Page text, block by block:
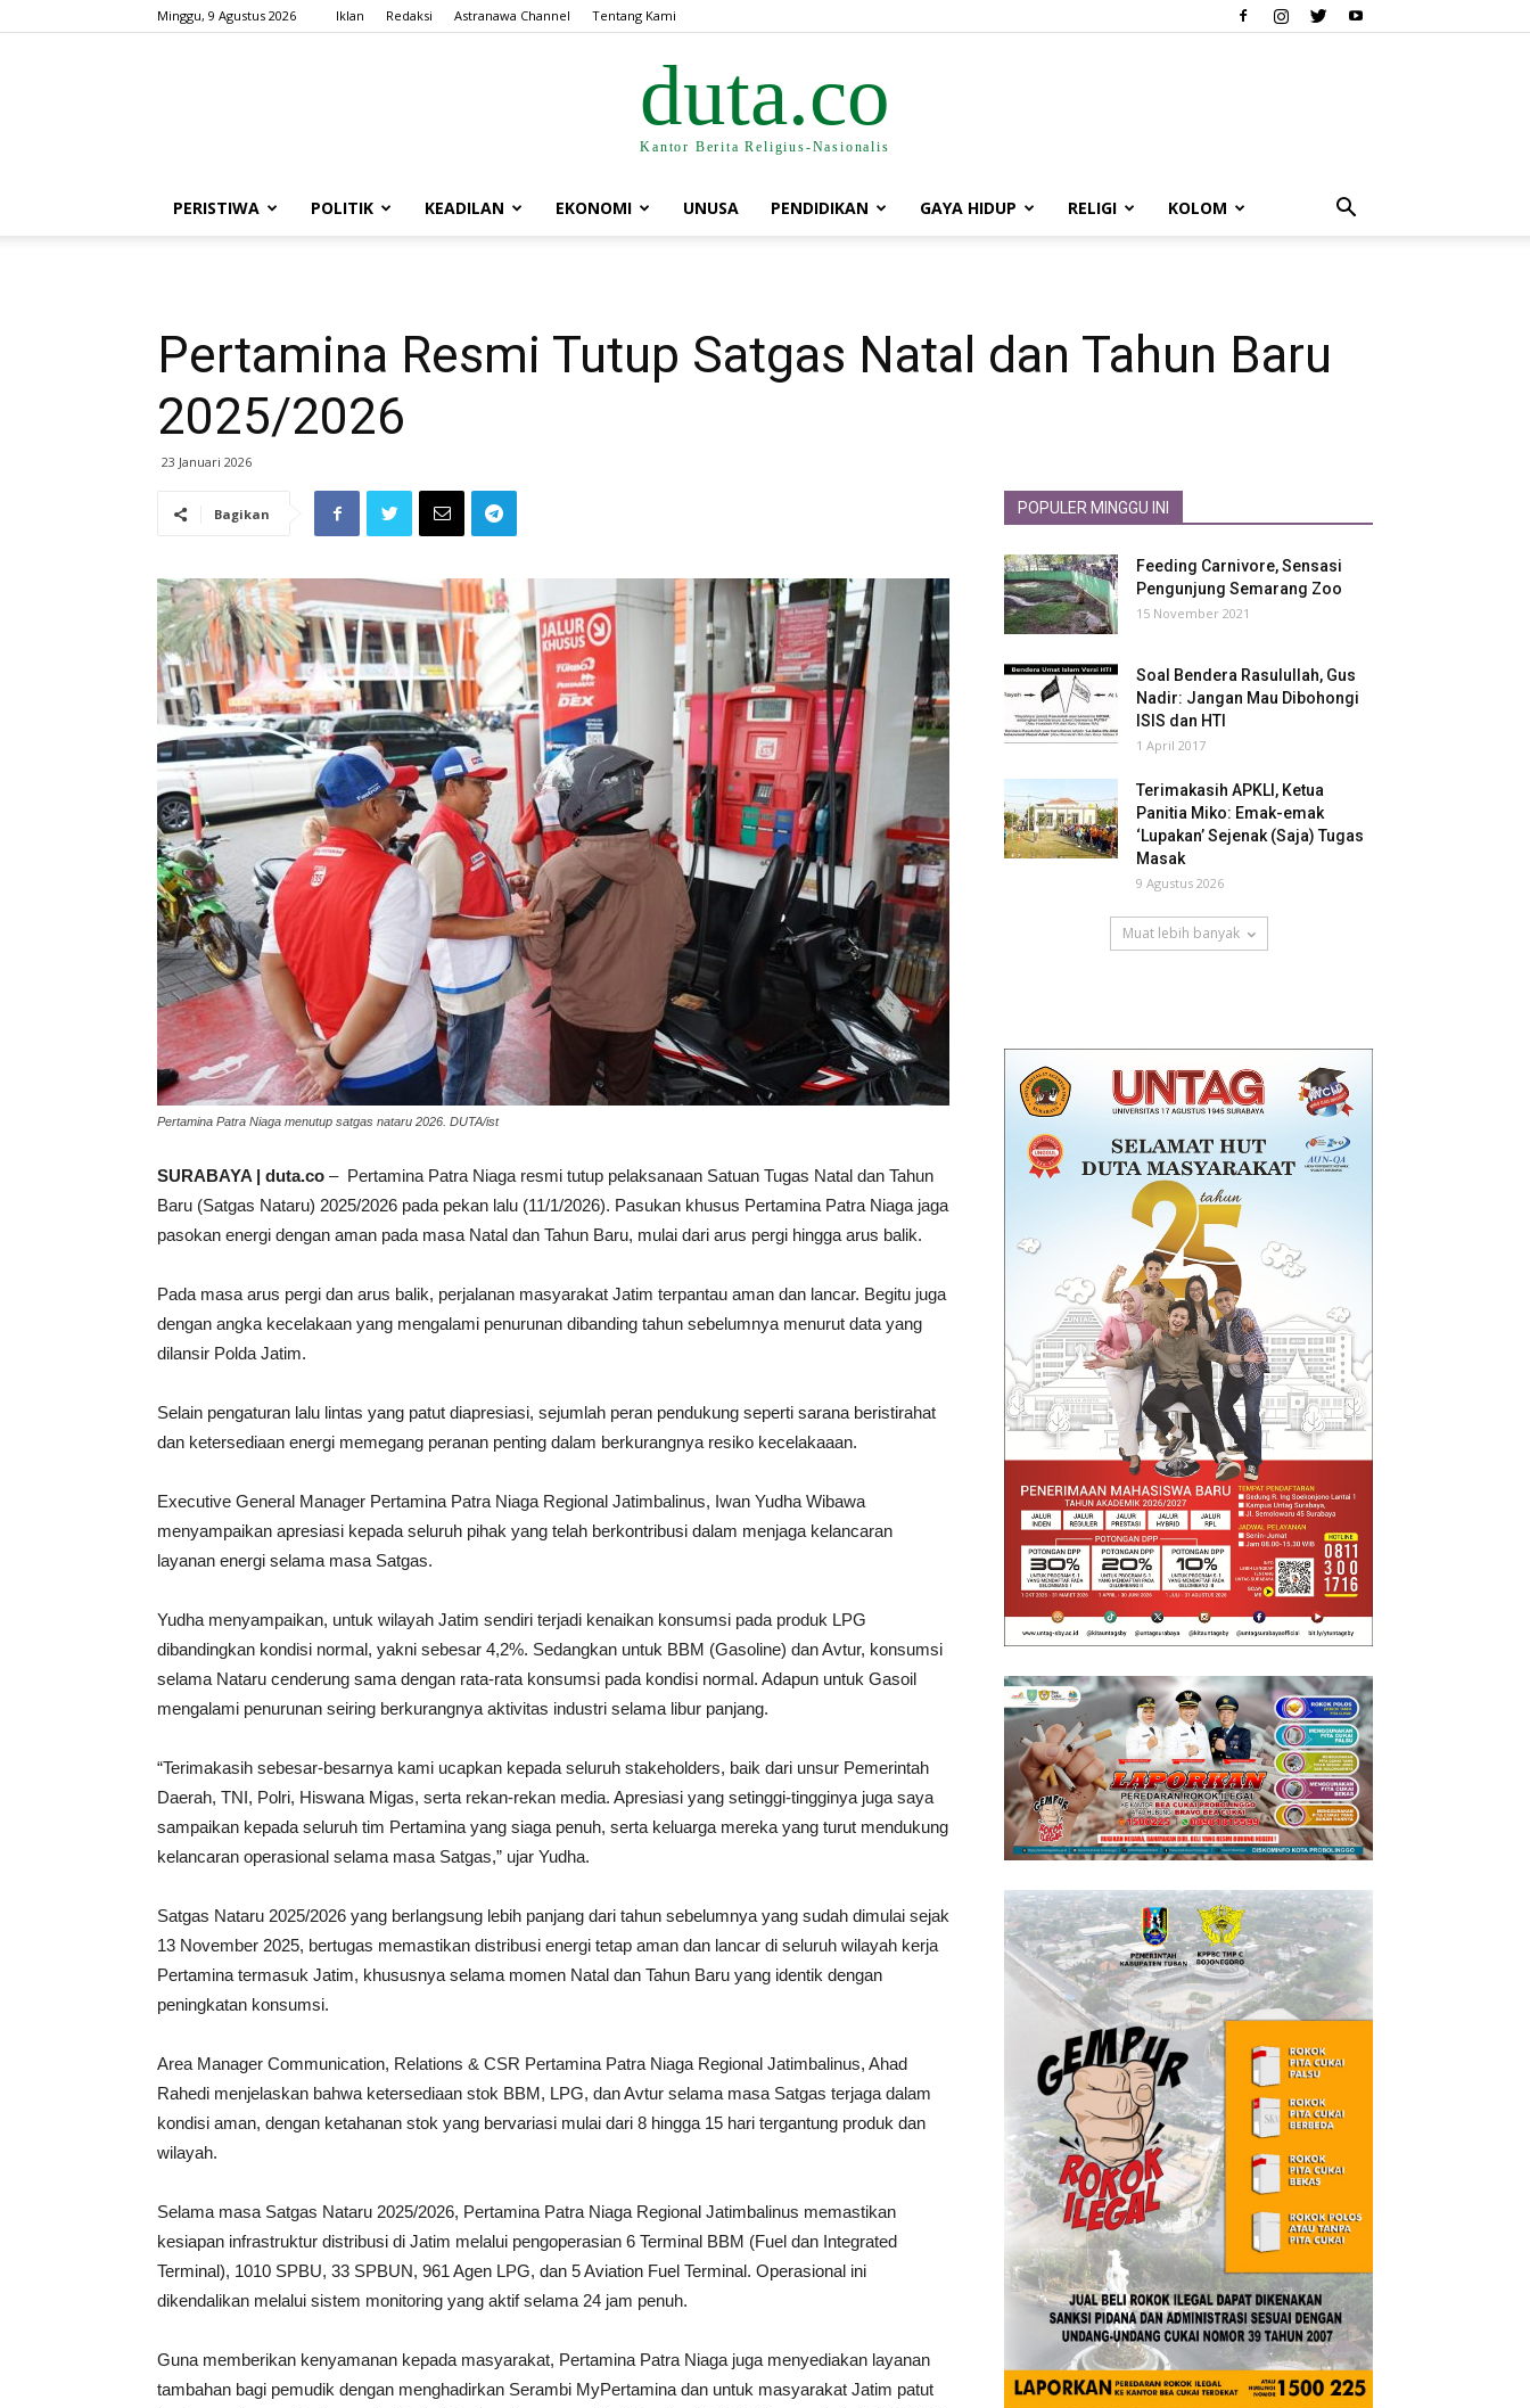
Minggu, 9 Agustus 2026 Iklan Redaksi Astranawa Channel Tentang Kami
duta.co
Kantor Berita Religius-Nasionalis
PERISTIWA POLITIK KEADILAN EKONOMI UNUSA PENDIDIKAN GAYA HIDUP RELIGI KOLOM
Pertamina Resmi Tutup Satgas Natal dan Tahun Baru
2025/2026
23 Januari 2026
Bagikan
Pertamina Patra Niaga menutup satgas nataru 2026. DUTA/ist
SURABAYA | duta.co – Pertamina Patra Niaga resmi tutup pelaksanaan Satuan Tugas Natal dan Tahun
Baru (Satgas Nataru) 2025/2026 pada pekan lalu (11/1/2026). Pasukan khusus Pertamina Patra Niaga jaga
pasokan energi dengan aman pada masa Natal dan Tahun Baru, mulai dari arus pergi hingga arus balik.
Pada masa arus pergi dan arus balik, perjalanan masyarakat Jatim terpantau aman dan lancar. Begitu juga
dengan angka kecelakaan yang mengalami penurunan dibanding tahun sebelumnya menurut data yang
dilansir Polda Jatim.
Selain pengaturan lalu lintas yang patut diapresiasi, sejumlah peran pendukung seperti sarana beristirahat
dan ketersediaan energi memegang peranan penting dalam berkurangnya resiko kecelakaaan.
Executive General Manager Pertamina Patra Niaga Regional Jatimbalinus, Iwan Yudha Wibawa
menyampaikan apresiasi kepada seluruh pihak yang telah berkontribusi dalam menjaga kelancaran
layanan energi selama masa Satgas.
Yudha menyampaikan, untuk wilayah Jatim sendiri terjadi kenaikan konsumsi pada produk LPG
dibandingkan kondisi normal, yakni sebesar 4,2%. Sedangkan untuk BBM (Gasoline) dan Avtur, konsumsi
selama Nataru cenderung sama dengan rata-rata konsumsi pada kondisi normal. Adapun untuk Gasoil
mengalami penurunan seiring berkurangnya aktivitas industri selama libur panjang.
“Terimakasih sebesar-besarnya kami ucapkan kepada seluruh stakeholders, baik dari unsur Pemerintah
Daerah, TNI, Polri, Hiswana Migas, serta rekan-rekan media. Apresiasi yang setinggi-tingginya juga saya
sampaikan kepada seluruh tim Pertamina yang siaga penuh, serta keluarga mereka yang turut mendukung
kelancaran operasional selama masa Satgas,” ujar Yudha.
Satgas Nataru 2025/2026 yang berlangsung lebih panjang dari tahun sebelumnya yang sudah dimulai sejak
13 November 2025, bertugas memastikan distribusi energi tetap aman dan lancar di seluruh wilayah kerja
Pertamina termasuk Jatim, khususnya selama momen Natal dan Tahun Baru yang identik dengan
peningkatan konsumsi.
Area Manager Communication, Relations & CSR Pertamina Patra Niaga Regional Jatimbalinus, Ahad
Rahedi menjelaskan bahwa ketersediaan stok BBM, LPG, dan Avtur selama masa Satgas terjaga dalam
kondisi aman, dengan ketahanan stok yang bervariasi mulai dari 8 hingga 15 hari tergantung produk dan
wilayah.
Selama masa Satgas Nataru 2025/2026, Pertamina Patra Niaga Regional Jatimbalinus memastikan
kesiapan infrastruktur distribusi di Jatim melalui pengoperasian 6 Terminal BBM (Fuel dan Integrated
Terminal), 1010 SPBU, 33 SPBUN, 961 Agen LPG, dan 5 Aviation Fuel Terminal. Operasional ini
dikendalikan melalui sistem monitoring yang aktif selama 24 jam penuh.
Guna memberikan kenyamanan kepada masyarakat, Pertamina Patra Niaga juga menyediakan layanan
tambahan bagi pemudik dengan menghadirkan Serambi MyPertamina dan untuk masyarakat Jatim patut
POPULER MINGGU INI
Feeding Carnivore, Sensasi
Pengunjung Semarang Zoo
15 November 2021
Soal Bendera Rasulullah, Gus
Nadir: Jangan Mau Dibohongi
ISIS dan HTI
1 April 2017
Terimakasih APKLI, Ketua
Panitia Miko: Emak-emak
‘Lupakan’ Sejenak (Saja) Tugas
Masak
9 Agustus 2026
Muat lebih banyak